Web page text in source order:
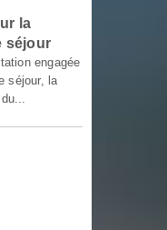
la
séjour
engagée
séjour, la